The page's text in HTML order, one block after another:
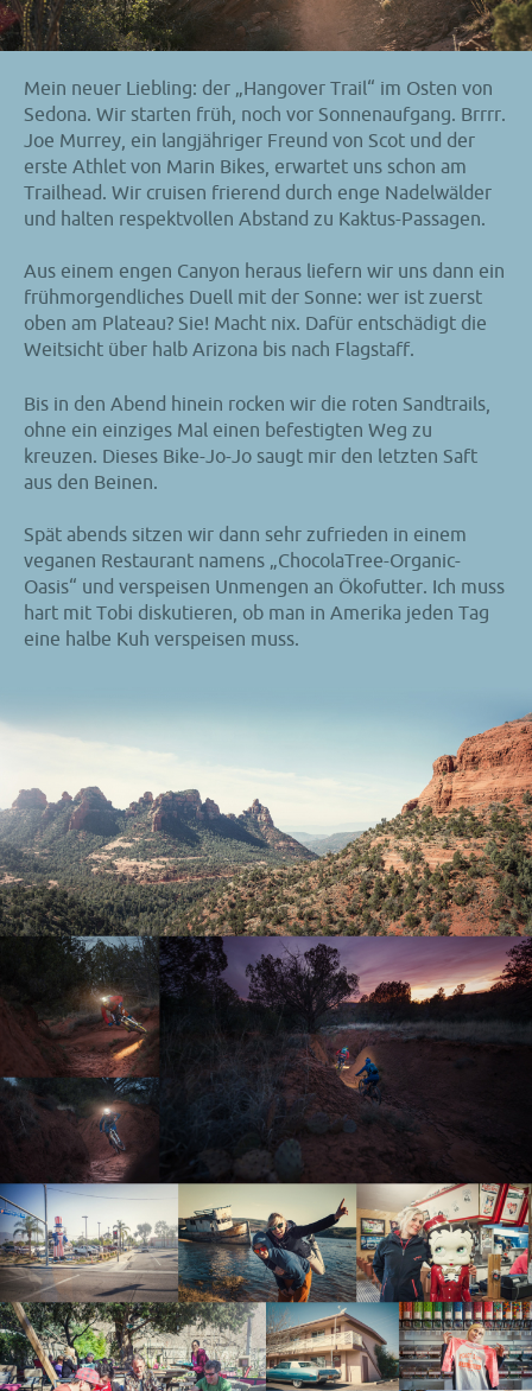
Mein neuer Liebling: der „Hangover Trail“ im Osten von
Sedona. Wir starten früh, noch vor Sonnenaufgang. Brrrr.
Joe Murrey, ein langjähriger Freund von Scot und der
erste Athlet von Marin Bikes, erwartet uns schon am
Trailhead. Wir cruisen frierend durch enge Nadelwälder
und halten respektvollen Abstand zu Kaktus-Passagen.
Aus einem engen Canyon heraus liefern wir uns dann ein
frühmorgendliches Duell mit der Sonne: wer ist zuerst
oben am Plateau? Sie! Macht nix. Dafür entschädigt die
Weitsicht über halb Arizona bis nach Flagstaff.
Bis in den Abend hinein rocken wir die roten Sandtrails,
ohne ein einziges Mal einen befestigten Weg zu
kreuzen. Dieses Bike-Jo-Jo saugt mir den letzten Saft
aus den Beinen.
Spät abends sitzen wir dann sehr zufrieden in einem
veganen Restaurant namens „ChocolaTree-Organic-
Oasis“ und verspeisen Unmengen an Ökofutter. Ich muss
hart mit Tobi diskutieren, ob man in Amerika jeden Tag
eine halbe Kuh verspeisen muss.